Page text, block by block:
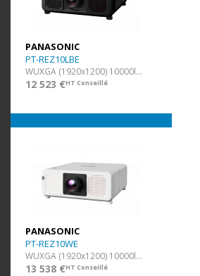
PANASONIC
PT-REZ10LBE
WUXGA (1920x1200) 10000lm Noir
12 523 €HT Conseillé
PANASONIC
PT-REZ10WE
WUXGA (1920x1200) 10000lm Blanc
13 538 €HT Conseillé